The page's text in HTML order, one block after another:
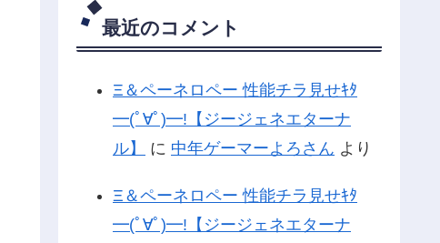
最近のコメント
Ξ＆ペーネロペー 性能チラ見せｷﾀ
━(ﾟ∀ﾟ)━!【ジージェネエターナ
ル】
に 中年ゲーマーよろさん より
Ξ＆ペーネロペー 性能チラ見せｷﾀ
━(ﾟ∀ﾟ)━!【ジージェネエターナ